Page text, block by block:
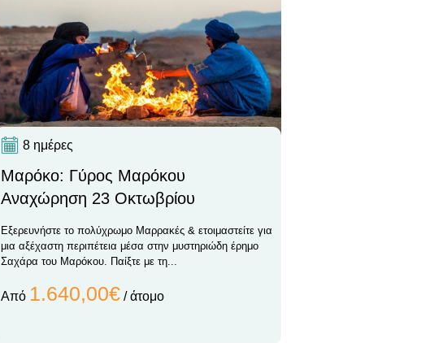
8 ημέρες
Μαρόκο: Γύρος Μαρόκου
Αναχώρηση 23 Οκτωβρίου
Εξερευνήστε το πολύχρωμο Μαρρακές & ετοιμαστείτε για
μια αξέχαστη περιπέτεια μέσα στην μυστηριώδη έρημο
Σαχάρα του Μαρόκου. Παίξτε με τη...
Από 1.640,00€/ άτομο